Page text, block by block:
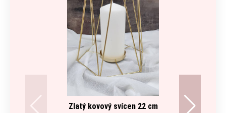
Zlatý kovový svícen 22 cm